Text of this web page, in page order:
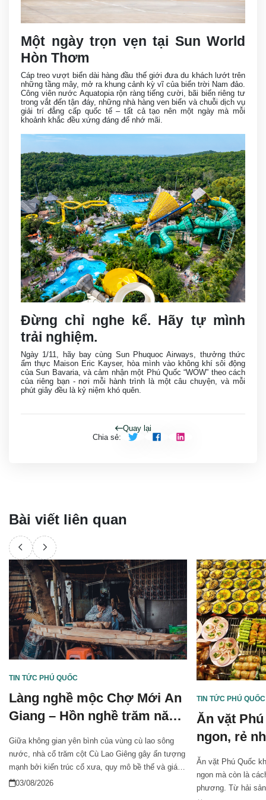
Một ngày trọn vẹn tại Sun World
Hòn Thơm
Cáp treo vượt biển dài hàng đầu thế giới đưa du khách lướt trên
những tầng mây, mở ra khung cảnh kỳ vĩ của biển trời Nam đảo.
Công viên nước Aquatopia rộn ràng tiếng cười, bãi biển riêng tư
trong vắt đến tận đáy, những nhà hàng ven biển và chuỗi dịch vụ
giải trí đẳng cấp quốc tế – tất cả tạo nên một ngày mà mỗi
khoảnh khắc đều xứng đáng để nhớ mãi.
Đừng chỉ nghe kể. Hãy tự mình
trải nghiệm.
Ngày 1/11, hãy bay cùng Sun Phuquoc Airways, thưởng thức
ẩm thực Maison Eric Kayser, hòa mình vào không khí sôi động
của Sun Bavaria, và cảm nhận một Phú Quốc “WOW” theo cách
của riêng bạn - nơi mỗi hành trình là một câu chuyện, và mỗi
phút giây đều là kỷ niệm khó quên.
Quay lại
Chia sẻ:
Bài viết liên quan
TIN TỨC PHÚ QUỐC
Làng nghề mộc Chợ Mới An
Giang – Hồn nghề trăm năm
bên dòng sông Tiền
Giữa không gian yên bình của vùng cù lao sông
nước, nhà cổ trăm cột Cù Lao Giêng gây ấn tượng
mạnh bởi kiến trúc cổ xưa, quy mô bề thế và giá trị
lịch sử lâu đời. Trải qua hơn một thế kỷ tồn tại
03/08/2026
TIN TỨC PHÚ QUỐC
Ăn vặt
ngon, rẻ
Ăn vặt Phú Quốc
ngon mà còn là
phương. Từ hải